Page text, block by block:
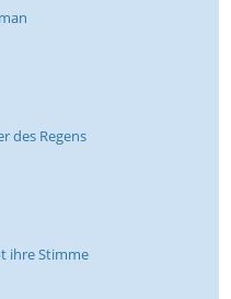
des Regens
ihre Stimme